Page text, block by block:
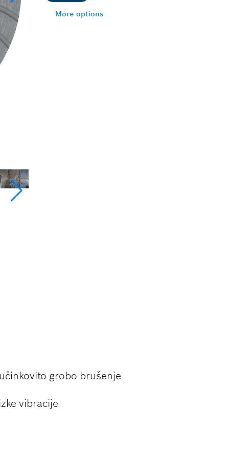
More options
grobo brušenje
vibracije